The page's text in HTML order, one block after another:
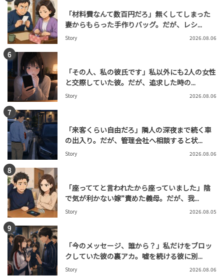
「材料費なんて数百円だろ」無くしてしまった
妻からもらった手作りバッグ。だが、レシ...
Story 2026.08.06
「その人、私の彼氏です」私以外にも2人の女性
と交際していた彼。だが、追求した時の...
Story 2026.08.06
「来客くらい自由だろ」隣人の深夜まで続く車
の出入り。だが、管理会社へ相談すると状...
Story 2026.08.06
「座っててと言われたから座っていました」陰
で気が利かない嫁”責めた義母。だが、我...
Story 2026.08.05
「今のメッセージ、誰から？」私だけをブロッ
クしていた彼の裏アカ。嘘を続ける彼に別...
Story 2026.08.06